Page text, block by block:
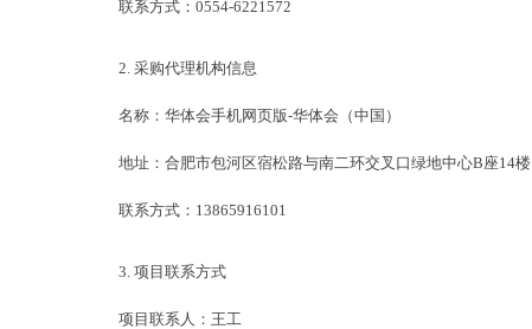
联系方式： 0554-6221572
2. 采购代理机构信息
名称： 华体会手机网页版-华体会（中国）
地址： 合肥市包河区宿松路与南二环交叉口绿地中心B座14楼
联系方式： 13865916101
3. 项目联系方式
项目联系人：王工